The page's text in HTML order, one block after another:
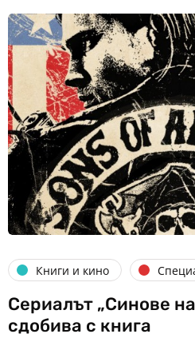
Книги и кино
Сериалът „Синове
сдобива с книга